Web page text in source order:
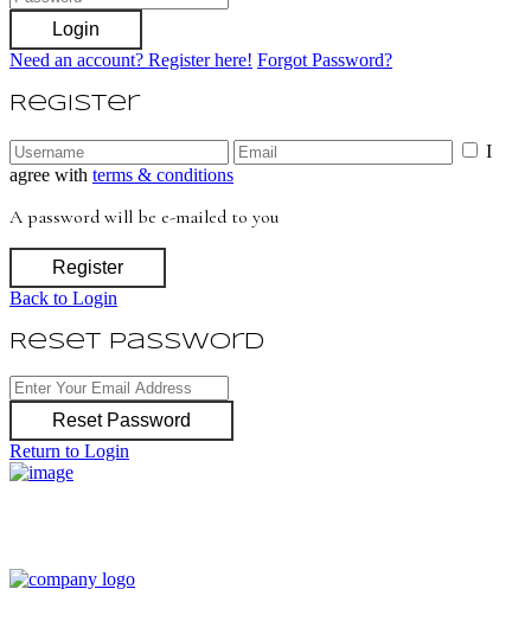
Login
Need an account? Register here! Forgot Password?
Register
I
agree with terms & conditions
A password will be e-mailed to you
Register
Back to Login
Reset Password
Reset Password
Return to Login